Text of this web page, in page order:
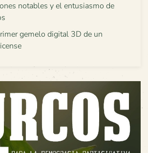
notables y el entusiasmo de
gemelo digital 3D de un